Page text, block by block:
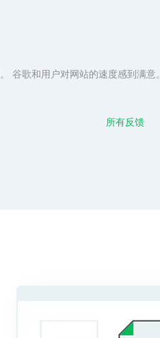
谷歌和用户对网站的速度感到满意。
所有反馈